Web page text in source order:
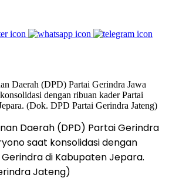
Daerah (DPD) Partai Gerindra
saat konsolidasi dengan
di Kabupaten Jepara.
Jateng)